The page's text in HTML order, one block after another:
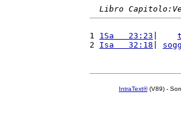
Libro
1 1Sa   23:23
2 Isa   32:18
IntraText®(V89) -